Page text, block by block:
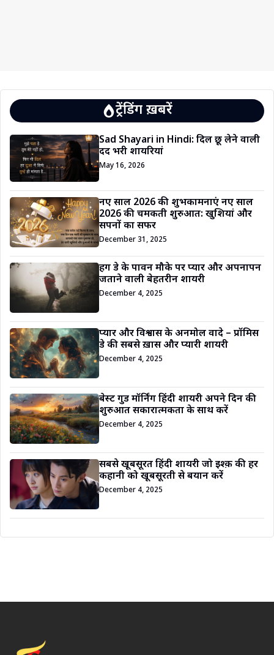
ट्रेंडिंग ख़बरें
Sad Shayari in Hindi: दिल छू लेने वाली
दर्द भरी शायरियां
May 16, 2026
नए साल 2026 की शुभकामनाएं नए साल
2026 की चमकती शुरुआत: खुशियां और
सपनों का सफर
December 31, 2025
हग डे के पावन मौके पर प्यार और अपनापन
जताने वाली बेहतरीन शायरी
December 4, 2025
प्यार और विश्वास के अनमोल वादे – प्रॉमिस
डे की सबसे ख़ास और प्यारी शायरी
December 4, 2025
बेस्ट गुड मॉर्निंग हिंदी शायरी अपने दिन की
शुरुआत सकारात्मकता के साथ करें
December 4, 2025
सबसे खूबसूरत हिंदी शायरी जो इश्क़ की हर
कहानी को खूबसूरती से बयान करें
December 4, 2025